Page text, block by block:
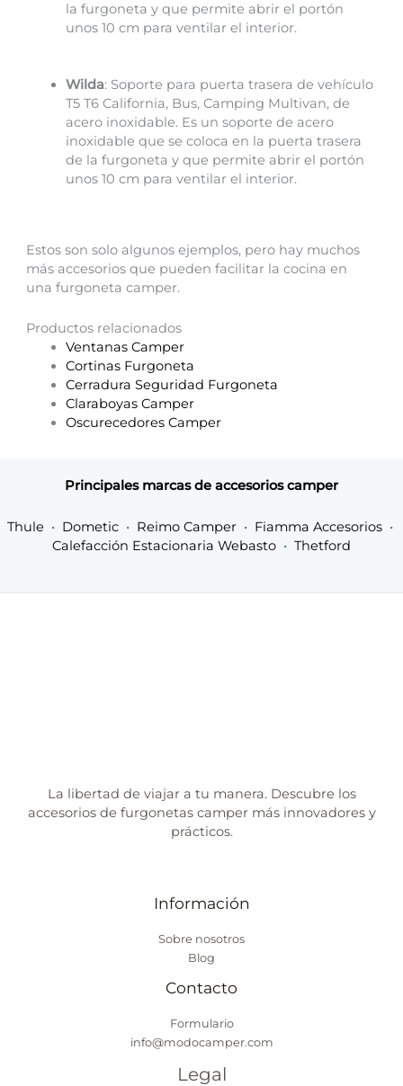
la furgoneta y que permite abrir el portón
unos 10 cm para ventilar el interior.
Wilda: Soporte para puerta trasera de vehículo
T5 T6 California, Bus, Camping Multivan, de
acero inoxidable. Es un soporte de acero
inoxidable que se coloca en la puerta trasera
de la furgoneta y que permite abrir el portón
unos 10 cm para ventilar el interior.
Estos son solo algunos ejemplos, pero hay muchos
más accesorios que pueden facilitar la cocina en
una furgoneta camper.
Productos relacionados
Ventanas Camper
Cortinas Furgoneta
Cerradura Seguridad Furgoneta
Claraboyas Camper
Oscurecedores Camper
Principales marcas de accesorios camper
Thule • Dometic• Reimo Camper• Fiamma Accesorios•
Calefacción Estacionaria Webasto • Thetford
La libertad de viajar a tu manera. Descubre los
accesorios de furgonetas camper más innovadores y
prácticos.
Información
Sobre nosotros
Blog
Contacto
Formulario
info@modocamper.com
Legal